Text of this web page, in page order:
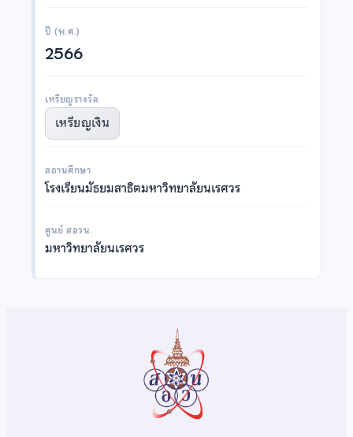
ปี (พ.ศ.)
2566
เหรียญรางวัล
เหรียญเงิน
สถานศึกษา
โรงเรียนมัธยมสาธิตมหาวิทยาลัยนเรศวร
ศูนย์ สอวน.
มหาวิทยาลัยนเรศวร